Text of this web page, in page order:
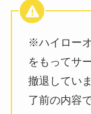
※ハイロー
をもってサ
撤退してい
了前の内容で